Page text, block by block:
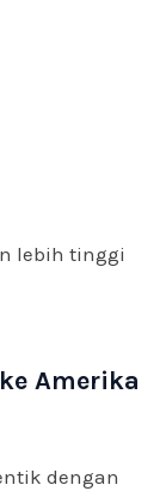
lebih tinggi
Amerika
dengan